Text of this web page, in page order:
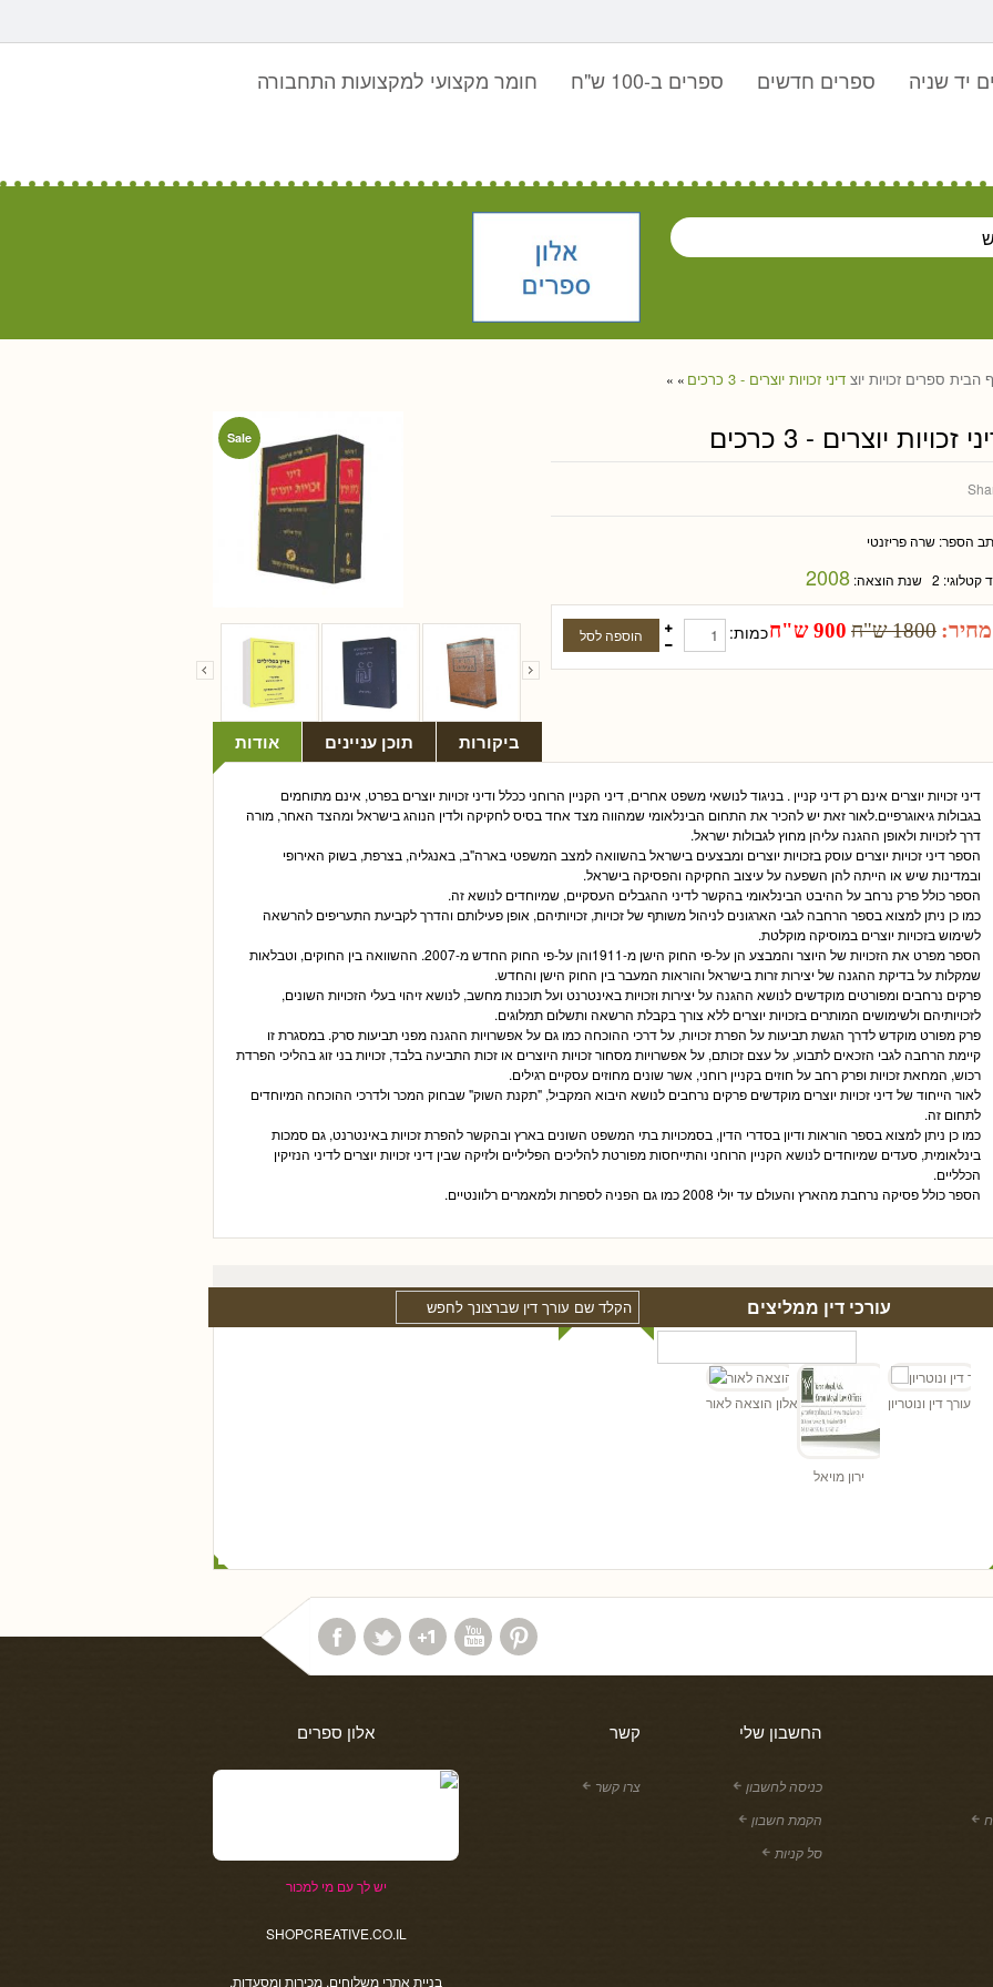
יד שניה ספרים חדשים ספרים ב-100 ש"ח חומר מקצועי למקצועות התחבורה
הבית » ספרים זכויות יוצ » דיני זכויות יוצרים - 3 כרכים
Sale זכויות יוצרים - 3 כרכים
הספר:שרה פריזנטי
קטלוגי: 2 שנת הוצאה:2008
מחיר: 1800 ש"ח 900 ש"ח כמות:
אודות תוכן עניינים ביקורות
דיני זכויות יוצרים אינם רק דיני קניין . בניגוד לנושאי משפט אחרים, דיני הקניין הרוחני ככלל ודיני זכויות יוצרים בפרט, אינם מתוחמים
בגבולות גיאוגרפיים.לאור זאת יש להכיר את התחום הבינלאומי שמהווה מצד אחד בסיס לחקיקה ולדין הנוהג בישראל ומהצד האחר, מורה
דרך לזכויות ולאופן ההגנה עליהן מחוץ לגבולות ישראל.
הספר דיני זכויות יוצרים עוסק בזכויות יוצרים ומבצעים בישראל בהשוואה למצב המשפטי בארה"ב, באנגליה, בצרפת, בשוק האירופי
ובמדינות שיש או הייתה להן השפעה על עיצוב החקיקה והפסיקה בישראל.
הספר כולל פרק נרחב על ההיבט הבינלאומי בהקשר לדיני ההגבלים העסקיים, שמיוחדים לנושא זה.
כמו כן ניתן למצוא בספר הרחבה לגבי הארגונים לניהול משותף של זכויות, זכויותיהם, אופן פעילותם והדרך לקביעת התעריפים להרשאה
לשימוש בזכויות יוצרים במוסיקה מוקלטת.
הספר מפרט את הזכויות של היוצר והמבצע הן על-פי החוק הישן מ-1911והן על-פי החוק החדש מ-2007. ההשוואה בין החוקים, וטבלאות
שמקלות על בדיקת ההגנה של יצירות זרות בישראל והוראות המעבר בין החוק הישן והחדש.
פרקים נרחבים ומפורטים מוקדשים לנושא ההגנה על יצירות וזכויות באינטרנט ועל תוכנות מחשב, לנושא זיהוי בעלי הזכויות השונים,
לזכויותיהם ולשימושים המותרים בזכויות יוצרים ללא צורך בקבלת הרשאה ותשלום תמלוגים.
פרק מפורט מוקדש לדרך הגשת תביעות על הפרת זכויות, על דרכי ההוכחה כמו גם על אפשרויות ההגנה מפני תביעות סרק. במסגרת זו
קיימת הרחבה לגבי הזכאים לתבוע, על עצם זכותם, על אפשרויות מסחור זכויות היוצרים או זכות התביעה בלבד, זכויות בני זוג בהליכי הפרדת
רכוש, המחאת זכויות ופרק רחב על חוזים בקניין רוחני, אשר שונים מחוזים עסקיים רגילים.
לאור הייחוד של דיני זכויות יוצרים מוקדשים פרקים נרחבים לנושא היבוא המקביל, "תקנת השוק" שבחוק המכר ולדרכי ההוכחה המיוחדים
לתחום זה.
כמו כן ניתן למצוא בספר הוראות ודיון בסדרי הדין, בסמכויות בתי המשפט השונים בארץ ובהקשר להפרת זכויות באינטרנט, גם סמכות
בינלאומית, סעדים שמיוחדים לנושא הקניין הרוחני והתייחסות מפורטת להליכים הפליליים ולזיקה שבין דיני זכויות יוצרים לדיני הנזיקין
הכלליים.
הספר כולל פסיקה נרחבת מהארץ והעולם עד יולי 2008 כמו גם הפניה לספרות ולמאמרים רלוונטיים.
עורכי דין ממליצים
אלון הוצאה לאור
ירון מויאל
שי כהן - עורך דין ונוטריון
עו"ד
אלון ספרים
יש לך עם מי למכור
SHOPCREATIVE.CO.IL
בניית אתרי משלוחים, מכירות ומסעדות.
קשר
צרו קשר
החשבון שלי
כניסה לחשבון
הקמת חשבון
סל קניות